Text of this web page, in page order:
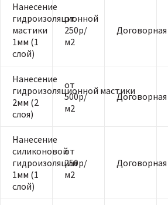
Нанесение
гидроизоляционной
мастики
1мм (1
слой)
от
250р/
м2
Договорная
Нанесение
гидроизоляционной мастики
2мм (2
слоя)
от
500р/
м2
Договорная
Нанесение
силиконовой
гидроизоляции
1мм (1
слой)
от
250р/
м2
Договорная